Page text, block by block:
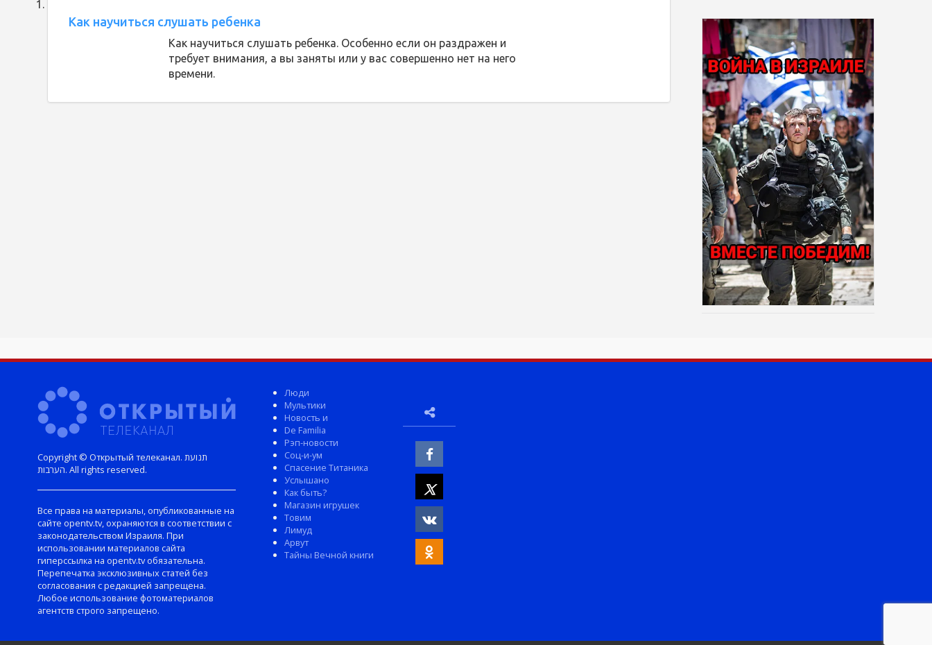
Как научиться слушать ребенка
Как научиться слушать ребенка. Особенно если он раздражен и
требует внимания, а вы заняты или у вас совершенно нет на него
времени.
Copyright © Открытый телеканал. תנועת
הערבות. All rights reserved.
Все права на материалы, опубликованные на
сайте opentv.tv, охраняются в соответствии с
законодательством Израиля. При
использовании материалов сайта
гиперссылка на opentv.tv обязательна.
Перепечатка эксклюзивных статей без
согласования с редакцией запрещена.
Любое использование фотоматериалов
агентств строго запрещено.
Люди
Мультики
Новость и
De Familia
Рэп-новости
Соц-и-ум
Спасение Титаника
Услышано
Как быть?
Магазин игрушек
Товим
Лимуд
Арвут
Тайны Вечной книги